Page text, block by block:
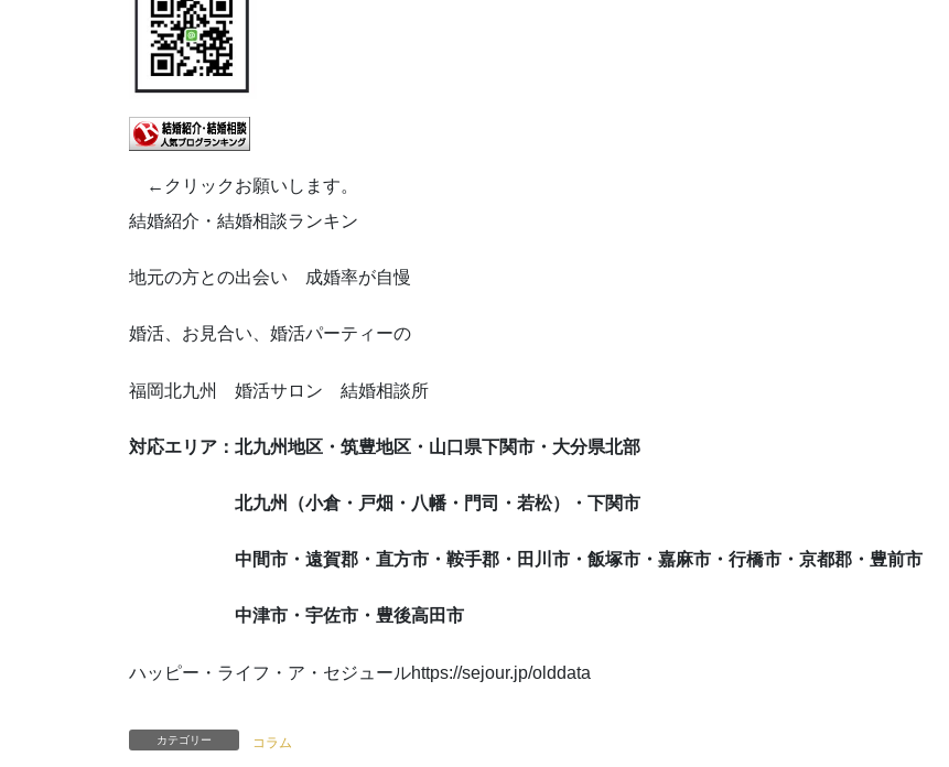
←クリックお願いします。
結婚紹介・結婚相談ランキン
地元の方との出会い 成婚率が自慢
婚活、お見合い、婚活パーティーの
福岡北九州 婚活サロン 結婚相談所
対応エリア：北九州地区・筑豊地区・山口県下関市・大分県北部
北九州（小倉・戸畑・八幡・門司・若松）・下関市
中間市・遠賀郡・直方市・鞍手郡・田川市・飯塚市・嘉麻市・行橋市・京都郡・豊前市
中津市・宇佐市・豊後高田市
ハッピー・ライフ・ア・セジュールhttps://sejour.jp/olddata
カテゴリー コラム